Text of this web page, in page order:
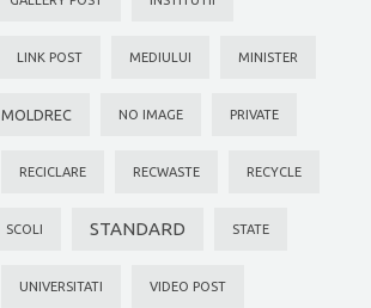
LINK POST MEDIULUI MINISTER
MOLDREC NO IMAGE PRIVATE
RECICLARE RECWASTE RECYCLE
SCOLI STANDARD STATE
UNIVERSITATI VIDEO POST